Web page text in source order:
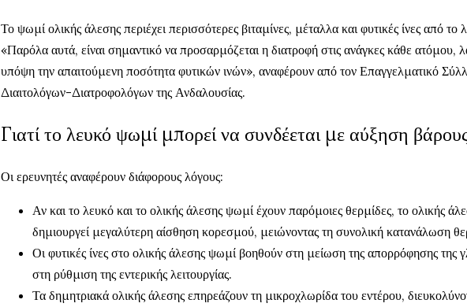
Το ψωμί ολικής άλεσης περιέχει περισσότερες βιταμίνες, μέταλλα και φυτικές ίνες από το
«Παρόλα αυτά, είναι σημαντικό να προσαρμόζεται η διατροφή στις ανάγκες κάθε ατόμου,
υπόψη την απαιτούμενη ποσότητα φυτικών ινών», αναφέρουν από τον Επαγγελματικό
Διαιτολόγων-Διατροφολόγων της Ανδαλουσίας.
Γιατί το λευκό ψωμί μπορεί να συνδέεται με αύξηση
Οι ερευνητές αναφέρουν διάφορους λόγους:
Αν και το λευκό και το ολικής άλεσης ψωμί έχουν παρόμοιες θερμίδες, το ολικής
δημιουργεί μεγαλύτερη αίσθηση κορεσμού, μειώνοντας τη συνολική κατανάλωση
Οι φυτικές ίνες στο ολικής άλεσης ψωμί βοηθούν στη μείωση της απορρόφησης της
στη ρύθμιση της εντερικής λειτουργίας.
Τα δημητριακά ολικής άλεσης επηρεάζουν τη μικροχλωρίδα του εντέρου,